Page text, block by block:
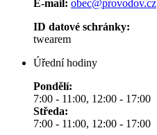
E-mail: obec@provodov.cz
ID datové schránky:
twearem
Úřední hodiny
Pondělí:
7:00 - 11:00, 12:00 - 17:00
Středa:
7:00 - 11:00, 12:00 - 17:00